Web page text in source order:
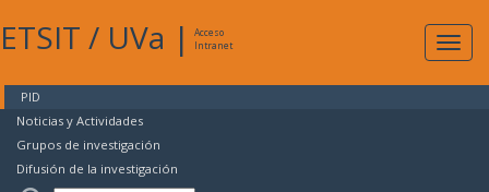
ETSIT / UVa |
Acceso
Intranet
PID
Noticias y Actividades
Grupos de investigación
Difusión de la investigación